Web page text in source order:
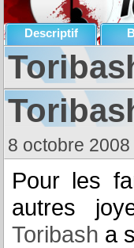
Descriptif
8 octobre 2008
Pour les
autres
Toribash a